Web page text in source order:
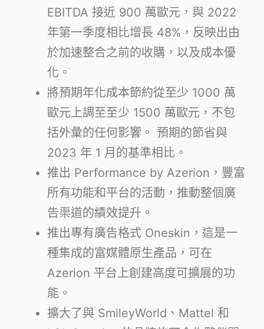
EBITDA 接近 900 萬歐元，與 2022
年第一季度相比增長 48%，反映出由
於加速整合之前的收購，以及成本優
化。
將預期年化成本節約從至少 1000 萬
歐元上調至至少 1500 萬歐元，不包
括外彙的任何影響。 預期的節省與
2023 年 1 月的基準相比。
推出 Performance by Azerion，豐富
所有功能和平台的活動，推動整個廣
告渠道的績效提升。
推出專有廣告格式 Oneskin，這是一
種集成的富媒體原生產品，可在
Azerion 平台上創建高度可擴展的功
能。
擴大了與 SmileyWorld、Mattel 和